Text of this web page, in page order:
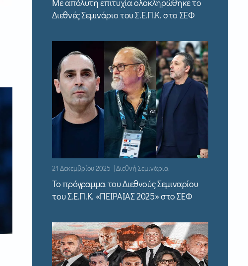
Διεθνές Σεμινάριο του Σ.Ε.Π.Κ. στο ΣΕΦ
21 Δεκεμβρίου 2025 | Διεθνή Σεμινάρια
Το πρόγραμμα του Διεθνούς Σεμιναρίου
του Σ.Ε.Π.Κ. «ΠΕΙΡΑΙΑΣ 2025» στο ΣΕΦ